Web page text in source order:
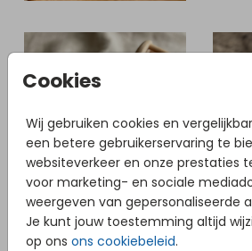
Cookies
Wij gebruiken cookies en
een betere gebruikerservaring te
websiteverkeer en onze prestaties
voor marketing- en sociale
weergeven van gepersonaliseerde
Je kunt jouw toestemming altijd
op ons ons cookiebeleid.